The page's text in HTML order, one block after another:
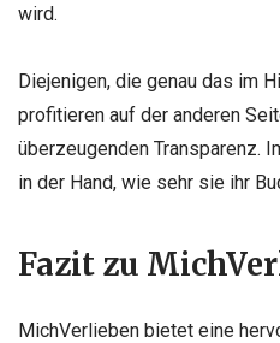
wird.
Diejenigen, die genau das im
profitieren auf der anderen
überzeugenden Transparenz.
in der Hand, wie sehr sie ihr
Fazit zu
MichVerlieben bietet eine